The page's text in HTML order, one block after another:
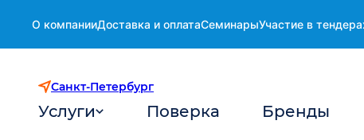
О компанииДоставка и оплатаСеминарыУчастие в
Санкт-Петербург
Услуги Поверка Бренды